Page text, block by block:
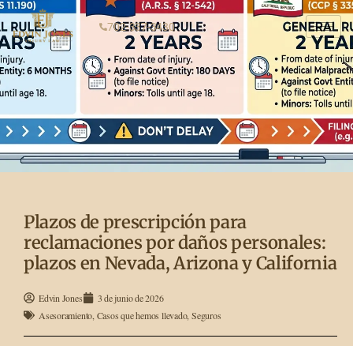
702-337-3430
Plazos de prescripción para
reclamaciones por daños personales:
plazos en Nevada, Arizona y California
Edvin Jones
3 de junio de 2026
Asesoramiento Casos que hemos llevado,Seguros